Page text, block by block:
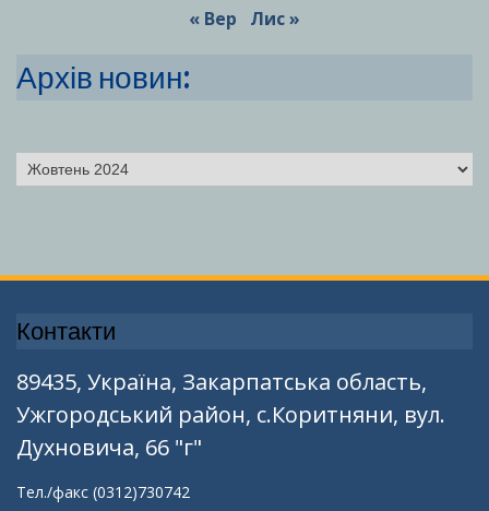
« Вер Лис »
Архів новин:
Архіви
Контакти
89435, Україна, Закарпатська область,
Ужгородський район, с.Коритняни, вул.
Духновича, 66 "г"
Тел./факс (0312)730742